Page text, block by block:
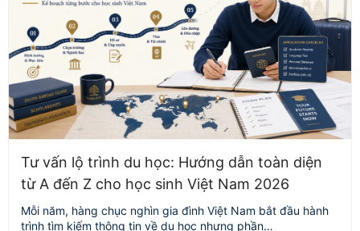
Tư vấn lộ trình du học: Hướng dẫn toàn diện
từ A đến Z cho học sinh Việt Nam 2026
Mỗi năm, hàng chục nghìn gia đình Việt Nam bắt đầu hành
trình tìm kiếm thông tin về du học nhưng phần…